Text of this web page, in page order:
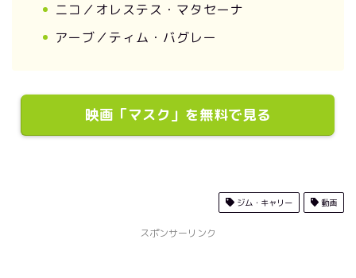
ニコ／オレステス・マタセーナ
アーブ／ティム・バグレー
映画「マスク」を無料で見る
ジム・キャリー 動画
スポンサーリンク